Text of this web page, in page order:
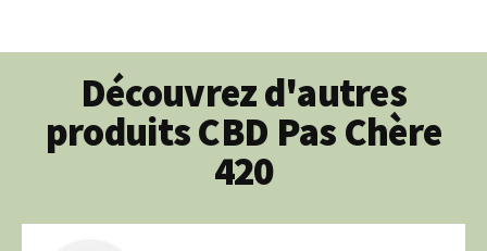
Découvrez d'autres
produits CBD Pas Chère
420